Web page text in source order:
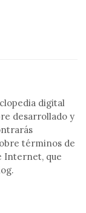
digital
desarrollado y
términos de
Internet, que